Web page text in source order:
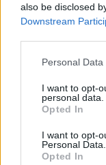
also be disclosed
Downstream
Please note that
not limited to your
grant or deny
use your data for
consent section.
Personal
I want to opt-
personal data.
Opted In
I want to opt-
Personal Data.
Opted In
2015. 05. 17.|
Lajkó Félix